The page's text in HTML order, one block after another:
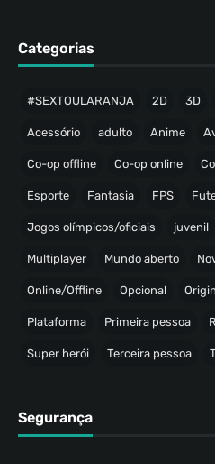
Categorias
#SEXTOULARANJA 2D 3D
Acessório adulto Anime
Co-op offline Co-op online
Esporte Fantasia FPS
Jogos olímpicos/oficiais juvenil
Multiplayer Mundo aberto
Online/Offline Opcional
Plataforma Primeira pessoa
Super herói Terceira pessoa
Segurança